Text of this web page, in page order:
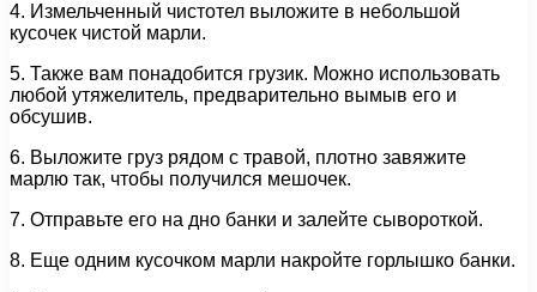
4. Измельченный чистотел выложите в небольшой
кусочек чистой марли.
5. Также вам понадобится грузик. Можно использовать
любой утяжелитель, предварительно вымыв его и
обсушив.
6. Выложите груз рядом с травой, плотно завяжите
марлю так, чтобы получился мешочек.
7. Отправьте его на дно банки и залейте сывороткой.
8. Еще одним кусочком марли накройте горлышко банки.